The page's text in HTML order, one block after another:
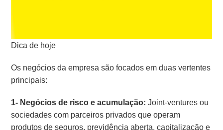
Dica de hoje
Os negócios da empresa são focados em duas vertentes
principais:
1- Negócios de risco e acumulação: Joint-ventures ou
sociedades com parceiros privados que operam
produtos de seguros, previdência aberta, capitalização e